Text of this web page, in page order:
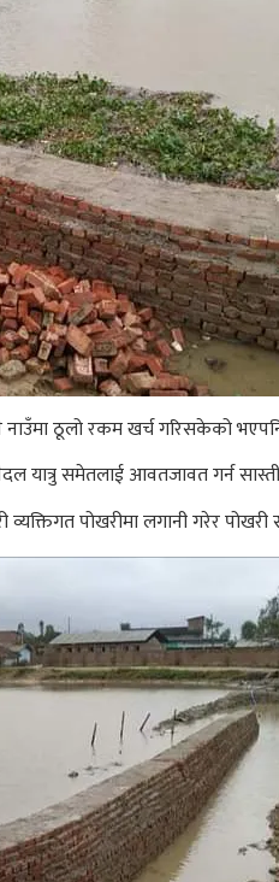
ठूलो रकम खर्च गरिसकेको
समेतलाई आवतजावत गर्न
पोखरीमा लगानी गरेर